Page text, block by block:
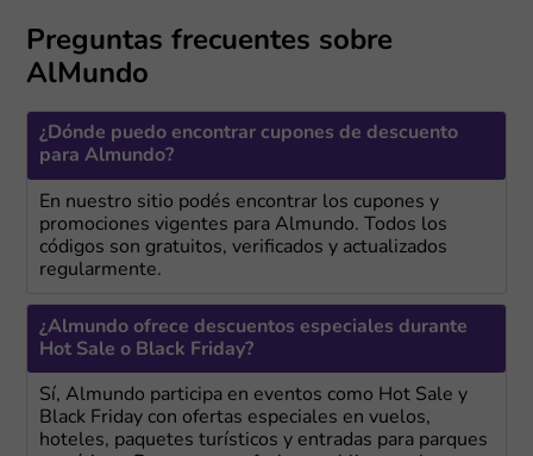
Preguntas frecuentes sobre
AlMundo
¿Dónde puedo encontrar cupones de descuento
para Almundo?
En nuestro sitio podés encontrar los cupones y
promociones vigentes para Almundo. Todos los
códigos son gratuitos, verificados y actualizados
regularmente.
¿Almundo ofrece descuentos especiales durante
Hot Sale o Black Friday?
Sí, Almundo participa en eventos como Hot Sale y
Black Friday con ofertas especiales en vuelos,
hoteles, paquetes turísticos y entradas para parques